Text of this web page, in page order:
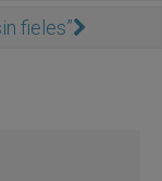
fieles”